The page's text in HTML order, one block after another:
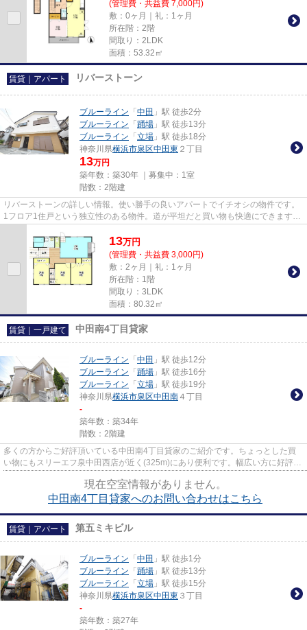
(管理費・共益費 7,000円)
敷：0ヶ月｜礼：1ヶ月
所在階：2階
間取り：2LDK
面積：53.32㎡
賃貸｜アパート リバーストーン
ブルーライン 「 中田 」駅 徒歩2分
ブルーライン 「 踊場 」駅 徒歩13分
ブルーライン 「 立場 」駅 徒歩18分
神奈川県横浜市泉区中田東 ２丁目
13万円
築年数：築30年 ｜募集中： 1室
階数：2階建
リバーストーンの詳しい情報。使い勝手の良いアパートでイチオシの物件です。
1フロア1住戸という独立性のある物件。道が平坦だと買い物も快適にできます
13万円
(管理費・共益費 3,000円)
敷：2ヶ月｜礼：1ヶ月
所在階：1階
間取り：3LDK
面積：80.32㎡
賃貸｜一戸建て 中田南4丁目貸家
ブルーライン 「 中田 」駅 徒歩12分
ブルーライン 「 踊場 」駅 徒歩16分
ブルーライン 「 立場 」駅 徒歩19分
神奈川県横浜市泉区中田南 ４丁目
-
築年数：築34年
階数：2階建
多くの方からご好評頂いている中田南4丁目貸家のご紹介です。ちょっとした買
い物にもスリーエフ泉中田西店が近く(325m)にあり便利です。幅広い方に好評の
現在空室情報がありません。
中田南4丁目貸家へのお問い合わせはこちら
賃貸｜アパート 第五ミキビル
ブルーライン 「 中田 」駅 徒歩1分
ブルーライン 「 踊場 」駅 徒歩13分
ブルーライン 「 立場 」駅 徒歩15分
神奈川県横浜市泉区中田東 ３丁目
-
築年数：築27年